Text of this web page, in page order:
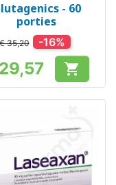
- 60
porties
35,20 -16%
Prijs 